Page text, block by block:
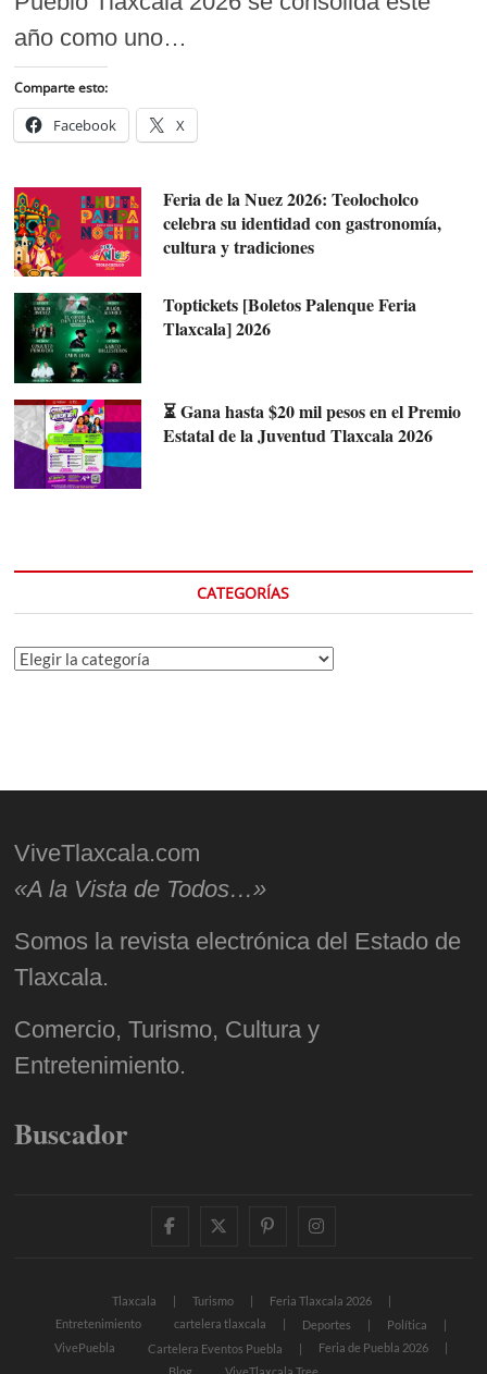
año como uno…
Comparte esto:
Facebook X
Feria de la Nuez 2026: Teolocholco
celebra su identidad con gastronomía,
cultura y tradiciones
Toptickets [Boletos Palenque Feria
Tlaxcala] 2026
⏳ Gana hasta $20 mil pesos en el Premio
Estatal de la Juventud Tlaxcala 2026
CATEGORÍAS
Categorías
ViveTlaxcala.com
«A la Vista de Todos…»
Somos la revista electrónica del Estado de
Tlaxcala.
Comercio, Turismo, Cultura y
Entretenimiento.
Buscador
facebooktwitter
pinterestinstagram
Tlaxcala Turismo
Feria Tlaxcala 2026
Entretenimiento
cartelera tlaxcala Deportes
Política
VivePuebla
Cartelera Eventos Puebla
Feria de Puebla 2026